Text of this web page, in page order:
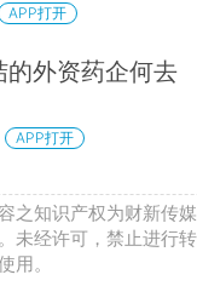
APP打开
的外资药企何去
APP打开
之知识产权为财新传
未经许可，禁止进行
用。